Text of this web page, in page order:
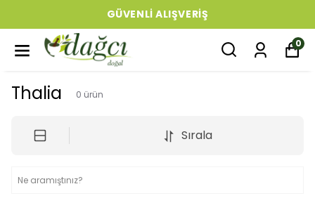
GÜVENLI ALIŞVERIŞ
0
Thalia 0 ürün
Sırala